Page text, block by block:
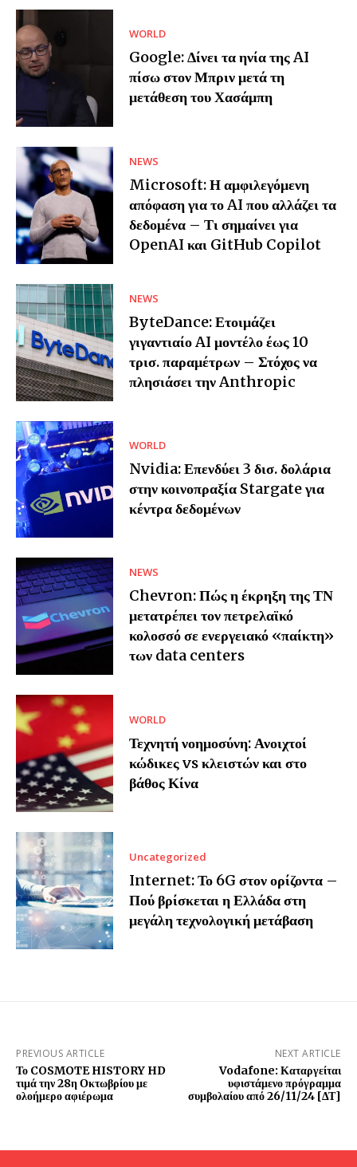
WORLD
Google: Δίνει τα ηνία της AI
πίσω στον Μπριν μετά τη
μετάθεση του Χασάμπη
NEWS
Microsoft: Η αμφιλεγόμενη
απόφαση για το AI που αλλάζει τα
δεδομένα – Τι σημαίνει για
OpenAI και GitHub Copilot
NEWS
ByteDance: Ετοιμάζει
γιγαντιαίο AI μοντέλο έως 10
τρισ. παραμέτρων – Στόχος να
πλησιάσει την Anthropic
WORLD
Nvidia: Επενδύει 3 δισ. δολάρια
στην κοινοπραξία Stargate για
κέντρα δεδομένων
NEWS
Chevron: Πώς η έκρηξη της ΤΝ
μετατρέπει τον πετρελαϊκό
κολοσσό σε ενεργειακό «παίκτη»
των data centers
WORLD
Τεχνητή νοημοσύνη: Ανοιχτοί
κώδικες vs κλειστών και στο
βάθος Κίνα
Uncategorized
Internet: Το 6G στον ορίζοντα –
Πού βρίσκεται η Ελλάδα στη
μεγάλη τεχνολογική μετάβαση
PREVIOUS ARTICLE
Το COSMOTE HISTORY HD
τιμά την 28η Οκτωβρίου με
ολοήμερο αφιέρωμα
NEXT ARTICLE
Vodafone: Καταργείται
υφιστάμενο πρόγραμμα
συμβολαίου από 26/11/24 [ΔΤ]